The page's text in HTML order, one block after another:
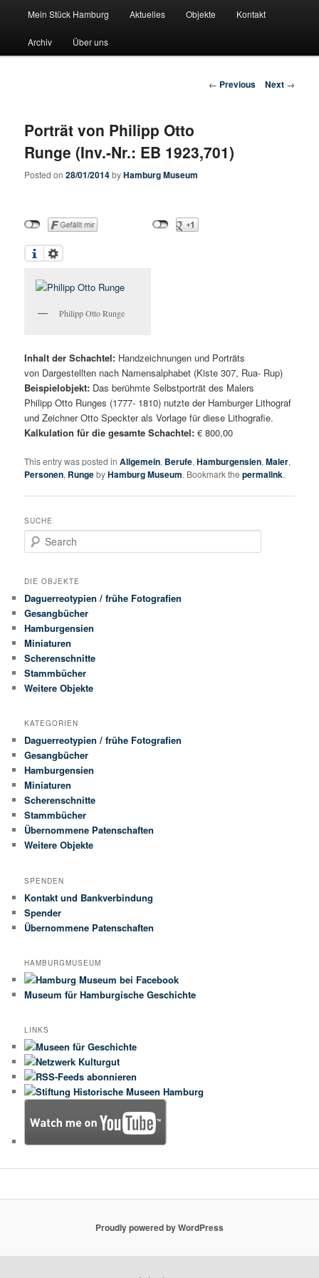
Mein-Stueck-Hamburg
Skip to primary content
Skip to secondary content
Mein Stück Hamburg Aktuelles Objekte Kontakt
Archiv Über uns
Post navigation
← Previous Next →
Porträt von Philipp Otto
Runge (Inv.-Nr.: EB 1923,701)
Posted on28/01/2014byHamburg Museum
Philipp Otto Runge
Inhalt der Schachtel: Handzeichnungen und Porträts
von Dargestellten nach Namensalphabet (Kiste 307, Rua- Rup)
Beispielobjekt: Das berühmte Selbstporträt des Malers
Philipp Otto Runges (1777- 1810) nutzte der Hamburger Lithograf
und Zeichner Otto Speckter als Vorlage für diese Lithografie.
Kalkulation für die gesamte Schachtel:€ 800,00
This entry was posted inAllgemein, Berufe,Hamburgensien,Maler,
Personen, RungebyHamburg Museum. Bookmark thepermalink.
SUCHE
Search
DIE OBJEKTE
Daguerreotypien / frühe Fotografien
Gesangbücher
Hamburgensien
Miniaturen
Scherenschnitte
Stammbücher
Weitere Objekte
KATEGORIEN
Daguerreotypien / frühe Fotografien
Gesangbücher
Hamburgensien
Miniaturen
Scherenschnitte
Stammbücher
Übernommene Patenschaften
Weitere Objekte
SPENDEN
Kontakt und Bankverbindung
Spender
Übernommene Patenschaften
HAMBURGMUSEUM
Museum für Hamburgische Geschichte
LINKS
Proudly powered by WordPress